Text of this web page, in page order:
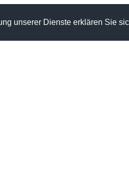
unserer Dienste erklären Sie